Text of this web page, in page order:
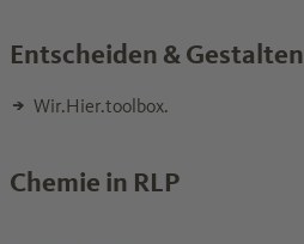
Entscheiden & Gestalten
Wir.Hier.toolbox.
Chemie in RLP